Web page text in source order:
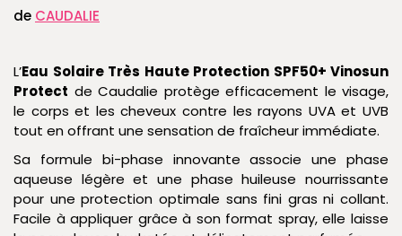
de CAUDALIE
L’Eau Solaire Très Haute Protection SPF50+ Vinosun
Protect de Caudalie protège efficacement le visage,
le corps et les cheveux contre les rayons UVA et UVB
tout en offrant une sensation de fraîcheur immédiate.
Sa formule bi-phase innovante associe une phase
aqueuse légère et une phase huileuse nourrissante
pour une protection optimale sans fini gras ni collant.
Facile à appliquer grâce à son format spray, elle laisse